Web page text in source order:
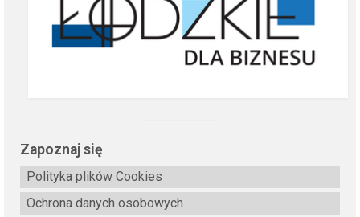
Zapoznaj się
Polityka plików Cookies
Ochrona danych osobowych